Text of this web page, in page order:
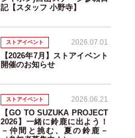
記【スタッフ 小野寺】
ストアイベント 2026.07.01
【2026年7月】ストアイベント
開催のお知らせ
ストアイベント 2026.06.21
【GO TO SUZUKA PROJECT
2026】一緒に鈴鹿に出よう！
－仲間と挑む、夏の鈴鹿－